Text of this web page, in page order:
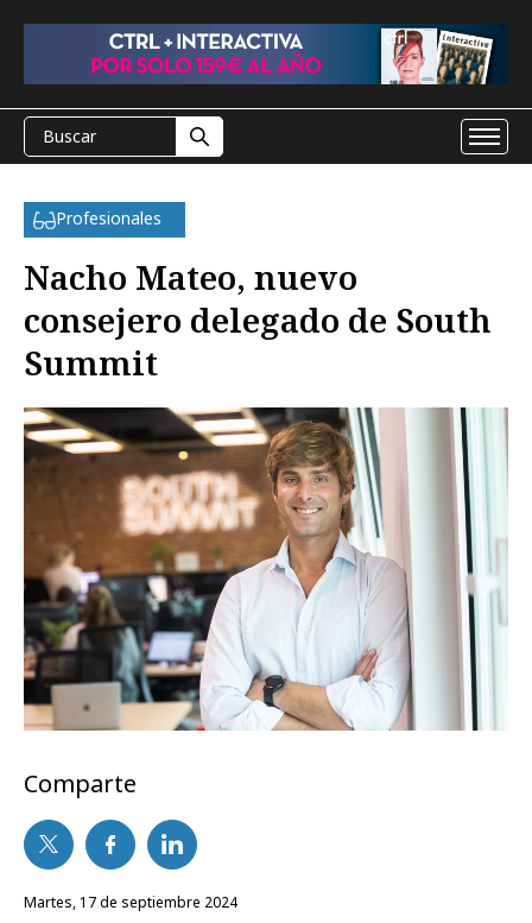
Profesionales
Nacho Mateo, nuevo
consejero delegado de South
Summit
Comparte
martes, 17 de septiembre 2024